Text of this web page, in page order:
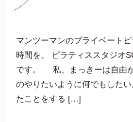
マンツーマンのプライベート
時間を。 ピラティススタジオ
です。 私、まっきーは自由
のやりたいように何でもした
たことをする […]